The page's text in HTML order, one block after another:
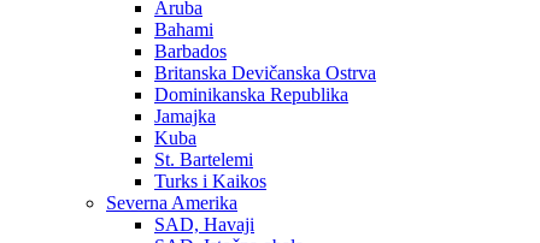
Aruba
Bahami
Barbados
Britanska Devičanska Ostrva
Dominikanska Republika
Jamajka
Kuba
St. Bartelemi
Turks i Kaikos
Severna Amerika
SAD, Havaji